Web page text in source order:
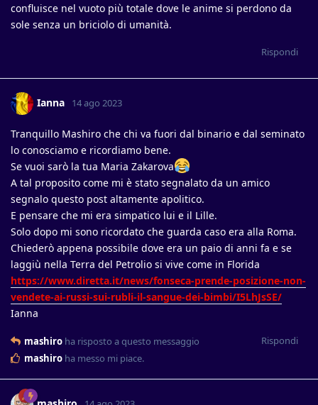
confluisce nel vuoto più totale dove le anime si perdono da
sole senza un briciolo di umanità.
Rispondi
Ianna 14 ago 2023
Tranquillo Mashiro che chi va fuori dal binario e dal seminato
lo conosciamo e ricordiamo bene.
Se vuoi sarò la tua Maria Zakarova
A tal proposito come mi è stato segnalato da un amico
segnalo questo post altamente apolitico.
E pensare che mi era simpatico lui e il Lille.
Solo dopo mi sono ricordato che guarda caso era alla Roma.
Chiederò appena possibile dove era un paio di anni fa e se
laggiù nella Terra del Petrolio si vive come in Florida
https://www.diretta.it/news/fonseca-prende-posizione-non-
vendete-ai-russi-sui-rubli-il-sangue-dei-bimbi/I5LhJsSE/
Ianna
Rispondi
mashiro ha risposto a questo messaggio
mashiro ha messo mi piace.